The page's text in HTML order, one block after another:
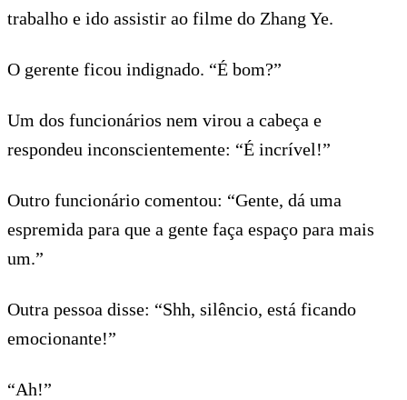
trabalho e ido assistir ao filme do Zhang Ye.
O gerente ficou indignado. “É bom?”
Um dos funcionários nem virou a cabeça e
respondeu inconscientemente: “É incrível!”
Outro funcionário comentou: “Gente, dá uma
espremida para que a gente faça espaço para mais
um.”
Outra pessoa disse: “Shh, silêncio, está ficando
emocionante!”
“Ah!”